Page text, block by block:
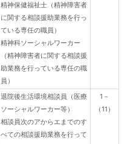
精神保健福祉士（精神障害者
に関する相談援助業務を行っ
ている専任の職員）
精神科ソーシャルワーカー
（精神障害者に関する相談援
助業務を行っている専任の職
員）
退院後生活環境相談員（医療
ソーシャルワーカー等）
相談員次のアからエまでのす
べての相談援助業務を行って
1－
（11）